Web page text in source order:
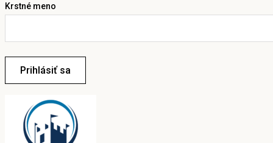
Krstné meno
Prihlásiť sa